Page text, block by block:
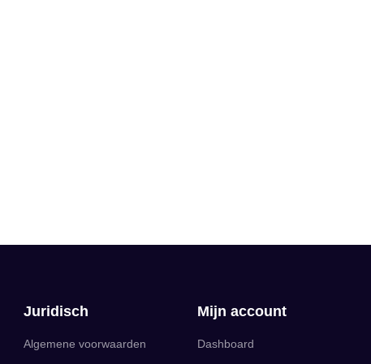
Juridisch
Algemene voorwaarden
Mijn account
Dashboard